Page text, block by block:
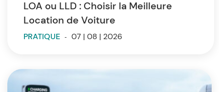
LOA ou LLD : Choisir la Meilleure
Location de Voiture
PRATIQUE - 07 | 08 | 2026